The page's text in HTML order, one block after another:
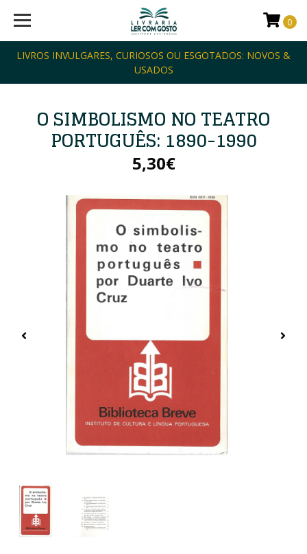
LIVROS INVULGARES, CURIOSOS OU ESGOTADOS: NOVOS &
USADOS
0
O SIMBOLISMO NO TEATRO
PORTUGUÊS: 1890-1990
5,30€